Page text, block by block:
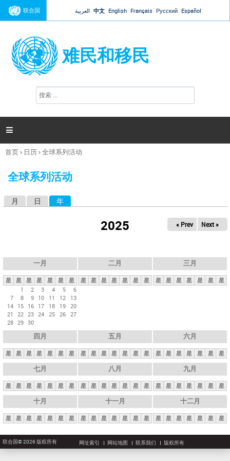
Jump to navigation
联合国 العربية 中文 English Français Русский Español
难民和移民
搜
索

你
这
首页› 日历›全球系列活动
全球系列活动
月 日 年
2025 « Prev Next »
一月
星 星 星 星 星 星
星
1
2 3 4 5
6
7
8 9 10 11 12
13
14 15 16 17 18 19 20
21
22 23 24 25 26 27
28 29 30
二月
星 星 星 星 星 星 星
三月
星 星 星 星 星 星 星
四月
星 星 星 星 星 星 星
五月
星 星 星 星 星 星 星
六月
星 星 星 星 星 星 星
七月
星 星 星 星 星 星 星
八月
星 星 星 星 星 星 星
九月
星 星 星 星 星 星 星
十月
星 星 星 星 星 星 星
十一月
星 星 星 星 星 星 星
十二月
星 星 星 星 星 星 星
联合国© 2026 版权所有 网址索引 网站地图 联系我们 版权所有